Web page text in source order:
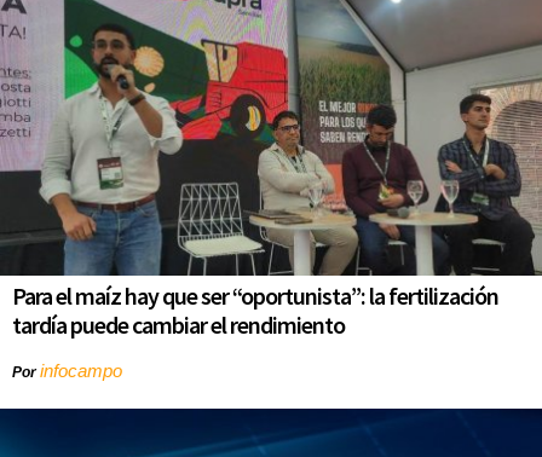
Para el maíz hay que ser “oportunista”: la fertilización
tardía puede cambiar el rendimiento
Porinfocampo